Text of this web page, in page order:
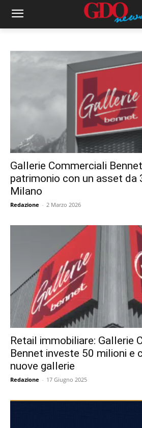
Gallerie Commerciali
patrimonio con un asset da
Milano
Redazione - 2 Marzo 2026
Retail immobiliare: Gallerie
Bennet investe 50 milioni e
nuove gallerie
Redazione - 17 Giugno 2025